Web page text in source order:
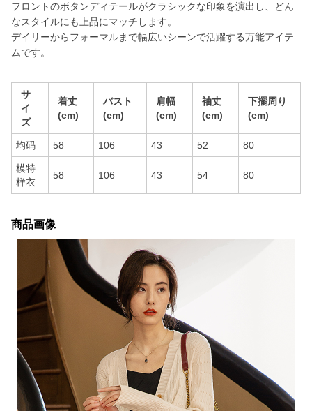
フロントのボタンディテールがクラシックな印象を演出し、どん
なスタイルにも上品にマッチします。
デイリーからフォーマルまで幅広いシーンで活躍する万能アイテ
ムです。
サ
イ
ズ
着丈
(cm)
バスト
(cm)
肩幅
(cm)
袖丈
(cm)
下擺周り
(cm)
均码 58 106 43 52 80
模特
样衣
58 106 43 54 80
商品画像